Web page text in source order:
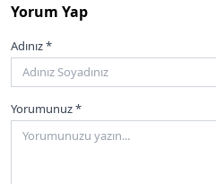
Yorum Yap
Adınız *
Yorumunuz *